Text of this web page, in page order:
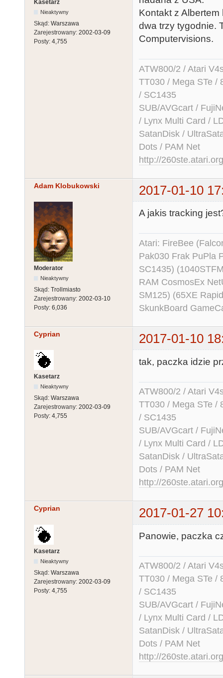
Kasetarz
Nieaktywny
Skąd: Warszawa
Zarejestrowany: 2002-03-09
Posty: 4,755
Kontakt z Albertem
dwa trzy tygodnie.
Computervisions.
ATW800/2 / Atari
TT030 / Mega STe /
/ SC1435
SUB/AVGcart /
/ Lynx Multi Card /
SatanDisk /
Dots / PAM Net
http://260ste.atari.org
Adam Klobukowski 2017-01-10
Moderator
Nieaktywny
Skąd: Trollmiasto
Zarejestrowany: 2002-03-10
Posty: 6,036
A jakis tracking
Atari: FireBee
Pak030 Frak PuPla
SC1435)
RAM CosmosEx
SM125) (65XE
SkunkBoard
Cyprian 2017-01-10
Kasetarz
Nieaktywny
Skąd: Warszawa
Zarejestrowany: 2002-03-09
Posty: 4,755
tak, paczka idzie
ATW800/2 / Atari
TT030 / Mega STe /
/ SC1435
SUB/AVGcart /
/ Lynx Multi Card /
SatanDisk /
Dots / PAM Net
http://260ste.atari.org
Cyprian 2017-01-27
Kasetarz
Nieaktywny
Skąd: Warszawa
Zarejestrowany: 2002-03-09
Posty: 4,755
Panowie, paczka
ATW800/2 / Atari
TT030 / Mega STe /
/ SC1435
SUB/AVGcart /
/ Lynx Multi Card /
SatanDisk /
Dots / PAM Net
http://260ste.atari.org